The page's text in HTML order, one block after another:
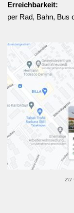
Erreichbarkeit:
per Rad, Bahn, Bus
zu